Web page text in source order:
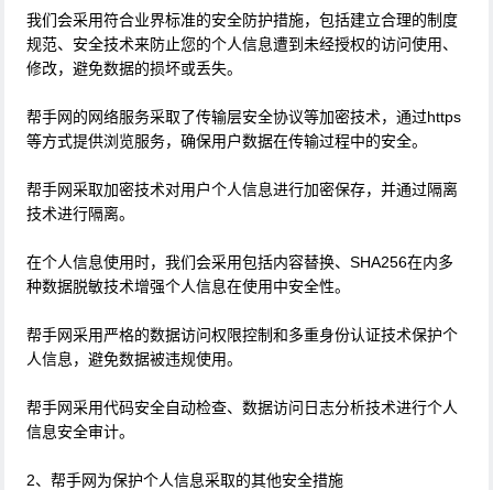
我们会采用符合业界标准的安全防护措施，包括建立合理的制度
规范、安全技术来防止您的个人信息遭到未经授权的访问使用、
修改，避免数据的损坏或丢失。
帮手网的网络服务采取了传输层安全协议等加密技术，通过https
等方式提供浏览服务，确保用户数据在传输过程中的安全。
帮手网采取加密技术对用户个人信息进行加密保存，并通过隔离
技术进行隔离。
在个人信息使用时，我们会采用包括内容替换、SHA256在内多
种数据脱敏技术增强个人信息在使用中安全性。
帮手网采用严格的数据访问权限控制和多重身份认证技术保护个
人信息，避免数据被违规使用。
帮手网采用代码安全自动检查、数据访问日志分析技术进行个人
信息安全审计。
2、帮手网为保护个人信息采取的其他安全措施